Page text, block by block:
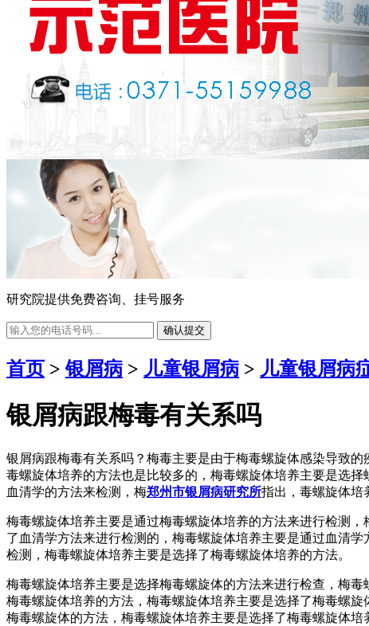
研究院提供免费咨询、挂号服务
确认提交
首页 >银屑病 > 儿童银屑病 > 儿童银屑病
银屑病跟梅毒有关系吗
银屑病跟梅毒有关系吗？梅毒主要是由于梅毒螺旋体感染导致
毒螺旋体培养的方法也是比较多的，梅毒螺旋体培养主要是选
血清学的方法来检测，梅郑州市银屑病研究所指出，毒螺旋体培
梅毒螺旋体培养主要是通过梅毒螺旋体培养的方法来进行检测
了血清学方法来进行检测的，梅毒螺旋体培养主要是通过血清
检测，梅毒螺旋体培养主要是选择了梅毒螺旋体培养的方法。
梅毒螺旋体培养主要是选择梅毒螺旋体的方法来进行检查，梅
梅毒螺旋体培养的方法，梅毒螺旋体培养主要是选择了梅毒螺
梅毒螺旋体的方法，梅毒螺旋体培养主要是选择了梅毒螺旋体